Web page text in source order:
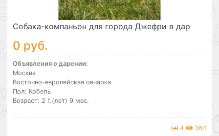
Собака-компаньон для города Джефри в дар
0 руб.
Объявления о дарении:
Москва
Восточно-европейская овчарка
Пол: Кобель
Возраст: 2 г.(лет) 9 мес.
4 364